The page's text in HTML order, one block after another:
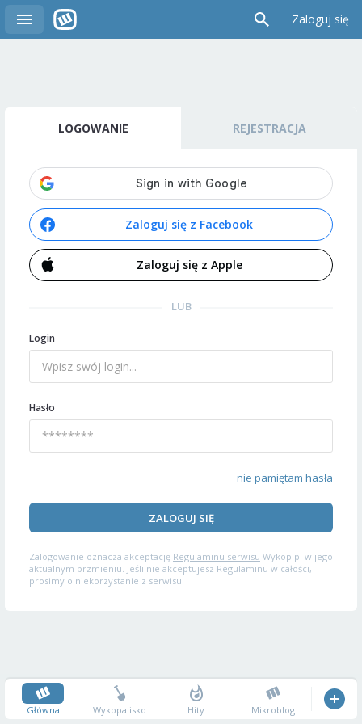
Zaloguj się
LOGOWANIE REJESTRACJA
Zaloguj się z Facebook
Zaloguj się z Apple
LUB
Login
Hasło
nie pamiętam hasła
ZALOGUJ SIĘ
Zalogowanie oznacza akceptację Regulaminu serwisu Wykop.pl w jego
aktualnym brzmieniu. Jeśli nie akceptujesz Regulaminu w całości,
prosimy o niekorzystanie z serwisu.
Główna Wykopalisko Hity Mikroblog